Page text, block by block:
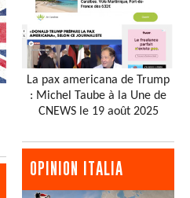
La pax americana de Trump
: Michel Taube à la Une de
CNEWS le 19 août 2025
OPINION ITALIA